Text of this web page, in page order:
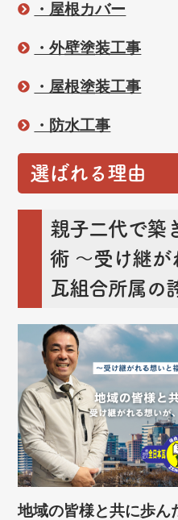
・屋根カバー
・外壁塗装工事
・屋根塗装工事
・防水工事
選ばれる理由
親子二代で築
術 ～受け継が
瓦組合所属の
地域の皆様と共に歩ん